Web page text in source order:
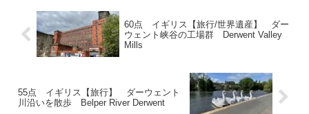
60点 イギリス【旅行/世界遺産】 ダー
ウェント峡谷の工場群 Derwent Valley
Mills
55点 イギリス【旅行】 ダーウェント
川沿いを散歩 Belper River Derwent